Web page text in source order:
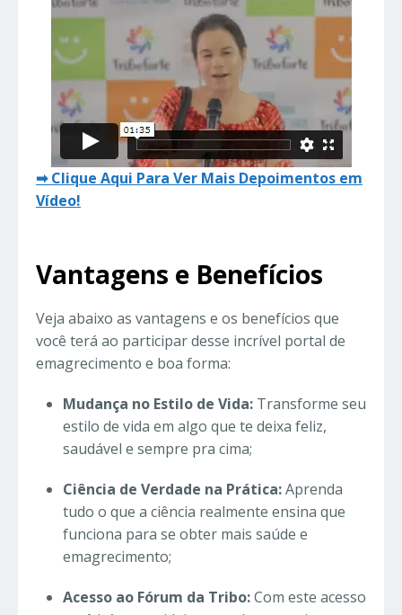
➡ Clique Aqui Para Ver Mais Depoimentos em
Vídeo!
Vantagens e Benefícios
Veja abaixo as vantagens e os benefícios que
você terá ao participar desse incrível portal de
emagrecimento e boa forma:
Mudança no Estilo de Vida: Transforme seu
estilo de vida em algo que te deixa feliz,
saudável e sempre pra cima;
Ciência de Verdade na Prática:Aprenda
tudo o que a ciência realmente ensina que
funciona para se obter mais saúde e
emagrecimento;
Acesso ao Fórum da Tribo:Com este acesso